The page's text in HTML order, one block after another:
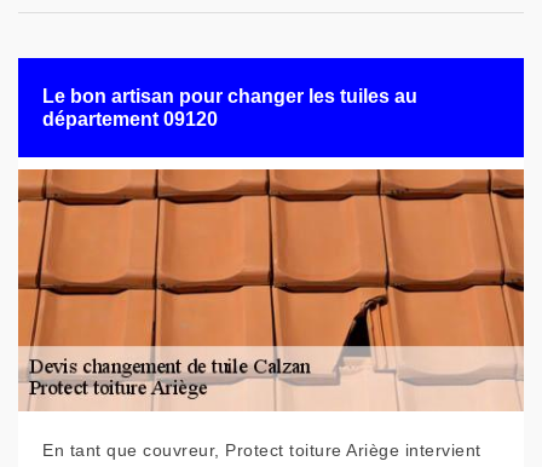
Le bon artisan pour changer les tuiles au
département 09120
En tant que couvreur, Protect toiture Ariège intervient